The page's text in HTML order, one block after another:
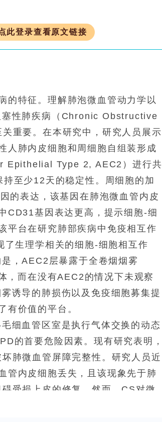
此登录查看原文链接
的特征。理解肺泡微血管动力学以
塞性肺疾病（Chronic Obstructive
重要。在本研究中，研究人员展示
人肺内皮细胞和周细胞自组装形成
Epithelial Type 2, AEC2）进行共
至少12天的稳定性。周细胞的加
的表达，该基因在肺泡微血管内皮
CD31基因表达更高，提示细胞-细
平台在研究肺部疾病中免疫相互作
了生理学相关的细胞-细胞相互作
，AEC2层暴露于全卷烟烟雾
而在没有AEC2的情况下未观察
诱导的肺损伤以及免疫细胞募集提
有价值的平台。
细血管区室是执行气体交换的动态
的首要危险因素。现有研究表明，
肺微血管屏障完整性。研究人员近
管内皮细胞丢失，且该现象先于肺
受损上皮的修复。然而，CS对微